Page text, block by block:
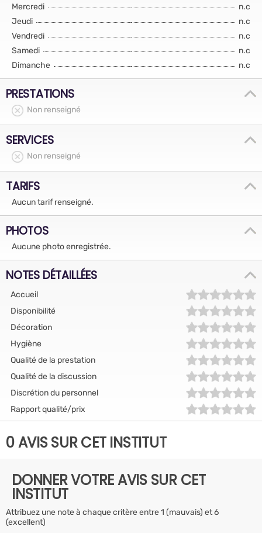
Mercredi
n.c
Jeudi
n.c
Vendredi
n.c
Samedi
n.c
Dimanche
n.c
PRESTATIONS
Non renseigné
SERVICES
Non renseigné
TARIFS
Aucun tarif renseigné.
PHOTOS
Aucune photo enregistrée.
NOTES DÉTAILLÉES
Accueil
Disponibilité
Décoration
Hygiène
Qualité de la prestation
Qualité de la discussion
Discrétion du personnel
Rapport qualité/prix
0 AVIS SUR CET INSTITUT
DONNER VOTRE AVIS SUR CET
INSTITUT
Attribuez une note à chaque critère entre 1 (mauvais) et 6
(excellent)